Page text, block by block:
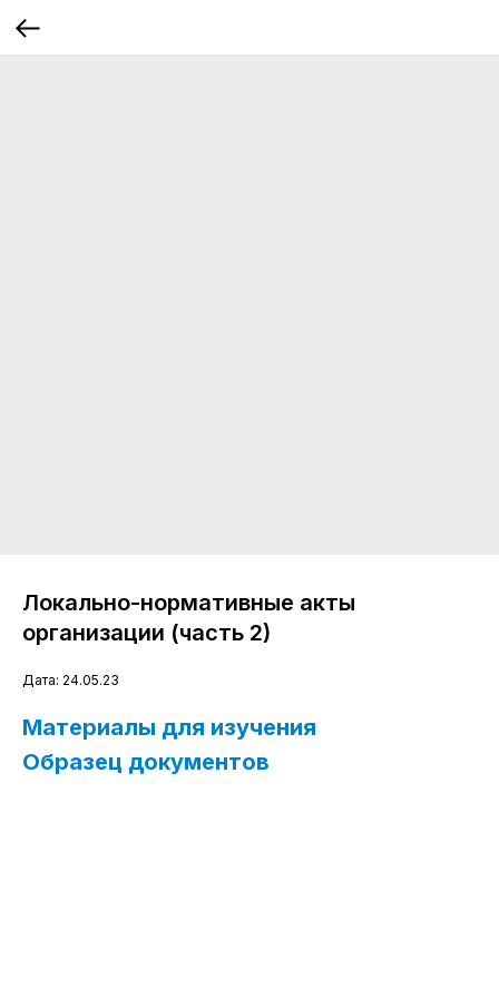
Локально-нормативные акты
организации (часть 2)
Дата: 24.05.23
Материалы для изучения
Образец документов